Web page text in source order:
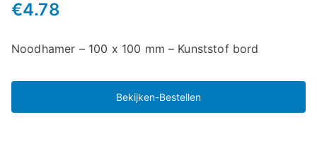
€4.78
Noodhamer – 100 x 100 mm – Kunststof bord
Bekijken-Bestellen